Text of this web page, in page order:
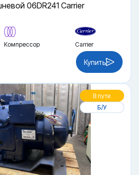
06DR241 Carrier
Компрессор Carrier
Купить
В пути
Б/У